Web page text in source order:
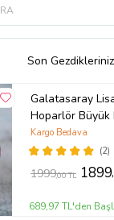
Son Gezdikleriniz
Galatasaray
Hoparlör Büyük
(2)
Kargo Bedava
1999,00 TL 1899
689,97 TL'den